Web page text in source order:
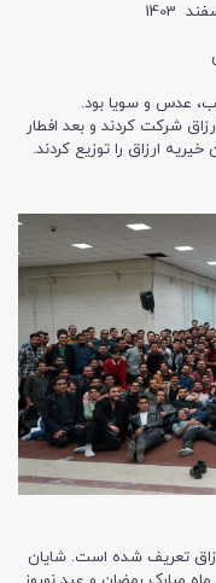
عدس و سویا بود.
ارزاق شرکت کردند و بعد افطار
ارزاق را توزیع کردند.
خانواده ها، 4 نوع بسته ارزاق تعریف شده است. شایان